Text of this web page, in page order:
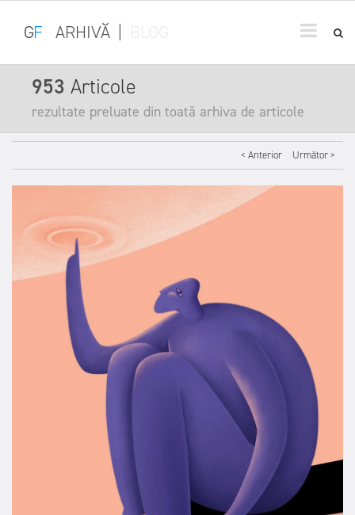
GF ARHIVĂ
953 Articole
rezultate preluate din toată arhiva de articole
< Anterior Următor >